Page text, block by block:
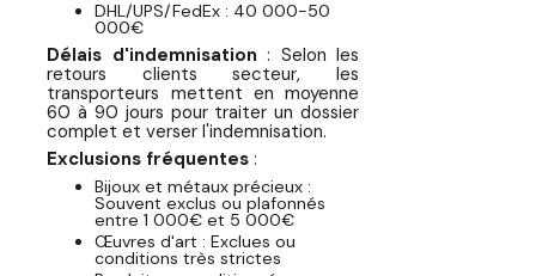
DHL/UPS/FedEx : 40 000-50
000€
Délais d'indemnisation : Selon les
retours clients secteur, les
transporteurs mettent en moyenne
60 à 90 jours pour traiter un dossier
complet et verser l'indemnisation.
Exclusions fréquentes :
Bijoux et métaux précieux :
Souvent exclus ou plafonnés
entre 1 000€ et 5 000€
Œuvres d'art : Exclues ou
conditions très strictes